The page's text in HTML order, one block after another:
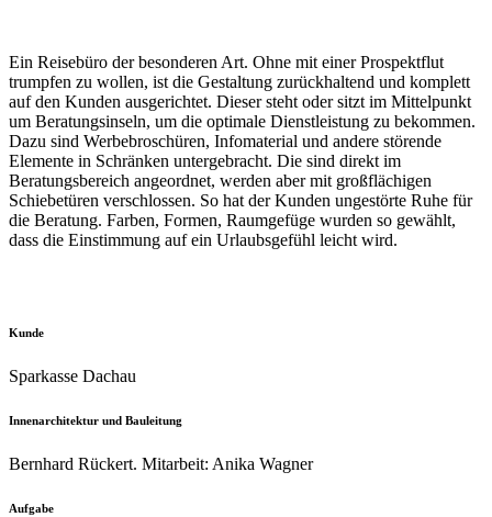
Ein Reisebüro der besonderen Art. Ohne mit einer Prospektflut
trumpfen zu wollen, ist die Gestaltung zurückhaltend und komplett
auf den Kunden ausgerichtet. Dieser steht oder sitzt im Mittelpunkt
um Beratungsinseln, um die optimale Dienstleistung zu bekommen.
Dazu sind Werbebroschüren, Infomaterial und andere störende
Elemente in Schränken untergebracht. Die sind direkt im
Beratungsbereich angeordnet, werden aber mit großflächigen
Schiebetüren verschlossen. So hat der Kunden ungestörte Ruhe für
die Beratung. Farben, Formen, Raumgefüge wurden so gewählt,
dass die Einstimmung auf ein Urlaubsgefühl leicht wird.
Kunde
Sparkasse Dachau
Innenarchitektur und Bauleitung
Bernhard Rückert. Mitarbeit: Anika Wagner
Aufgabe